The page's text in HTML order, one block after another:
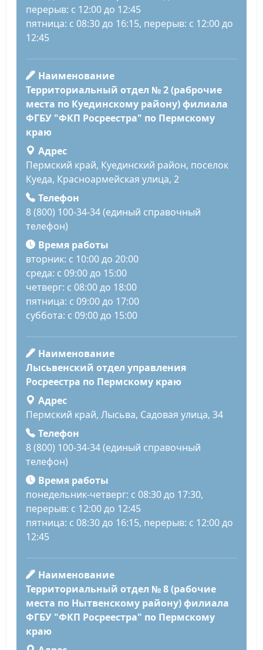
перерыв: с 12:00 до 12:45
пятница: с 08:30 до 16:15, перерыв: с 12:00 до
12:45
Наименование
Территориальный отдел № 2 (раброчие
места по Куединскому району) филиала
ФГБУ "ФКП Росреестра" по Пермскому
краю
Адрес
Пермский край, Куединский район, поселок
Куеда, Красноармейская улица, 2
Телефон
8 (800) 100-34-34 (единый справочный
телефон)
Время работы
вторник: с 10:00 до 20:00
среда: с 09:00 до 15:00
четверг: с 08:00 до 18:00
пятница: с 09:00 до 17:00
суббота: с 09:00 до 15:00
Наименование
Лысьвенский отдел управления
Росреестра по Пермскому краю
Адрес
Пермский край, Лысьва, Садовая улица, 34
Телефон
8 (800) 100-34-34 (единый справочный
телефон)
Время работы
понедельник-четверг: с 08:30 до 17:30,
перерыв: с 12:00 до 12:45
пятница: с 08:30 до 16:15, перерыв: с 12:00 до
12:45
Наименование
Территориальный отдел № 8 (рабочие
места по Нытвенскому району) филиала
ФГБУ "ФКП Росреестра" по Пермскому
краю